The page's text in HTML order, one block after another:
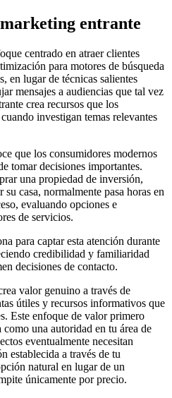
entrante
centrado en atraer clientes
para motores de búsqueda
en lugar de técnicas salientes
mensajes a audiencias que tal vez
crea recursos que los
investigan temas relevantes
que los consumidores modernos
tomar decisiones importantes.
una propiedad de inversión,
casa, normalmente pasa horas en
evaluando opciones e
de servicios.
para captar esta atención durante
credibilidad y familiaridad
decisiones de contacto.
valor genuino a través de
útiles y recursos informativos que
Este enfoque de valor primero
una autoridad en tu área de
eventualmente necesitan
establecida a través de tu
natural en lugar de un
únicamente por precio.